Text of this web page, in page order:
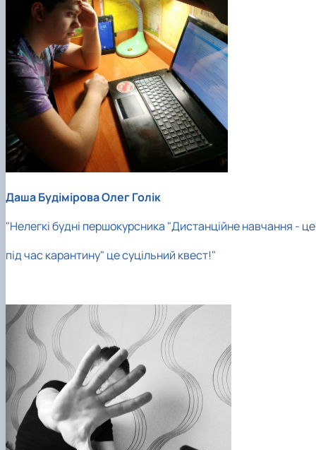
Даша БудіміроваОлег Голік
"Нелегкі будні першокурсника "Дистанційне навчання - це
під час карантину" це суцільний квест!"